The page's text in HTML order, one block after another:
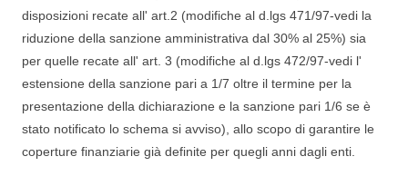
disposizioni recate all' art.2 (modifiche al d.lgs 471/97-vedi la
riduzione della sanzione amministrativa dal 30% al 25%) sia
per quelle recate all' art. 3 (modifiche al d.lgs 472/97-vedi l'
estensione della sanzione pari a 1/7 oltre il termine per la
presentazione della dichiarazione e la sanzione pari 1/6 se è
stato notificato lo schema si avviso), allo scopo di garantire le
coperture finanziarie già definite per quegli anni dagli enti.